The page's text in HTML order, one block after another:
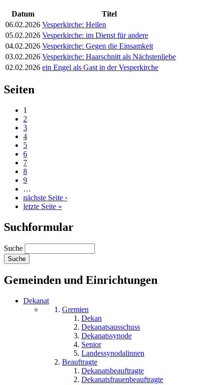
Datum
Titel
06.02.2026 Vesperkirche: Heilen
05.02.2026 Vesperkirche: im Dienst für andere
04.02.2026 Vesperkirche: Gegen die Einsamkeit
03.02.2026 Vesperkirche: Haarschnitt als Nächstenliebe
02.02.2026 ein Engel als Gast in der Vesperkirche
Seiten
1
2
3
4
5
6
7
8
9
…
nächste Seite ›
letzte Seite »
Suchformular
Suche
Gemeinden und Einrichtungen
Dekanat
Gremien
Dekan
Dekanatsausschuss
Dekanatssynode
Senior
Landessynodalinnen
Beauftragte
Dekanatsbeauftragte
Dekanatsfrauenbeauftragte